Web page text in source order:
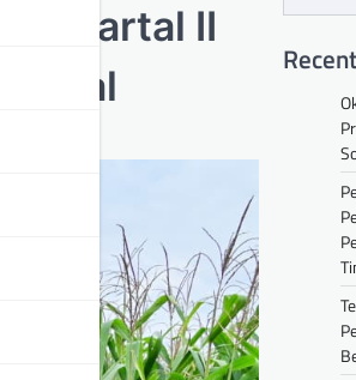
Kuartal II